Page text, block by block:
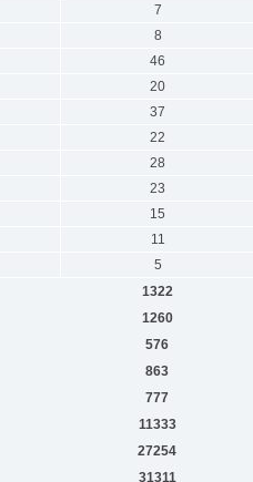
7
8
46
20
37
22
28
23
15
11
5
1322
1260
576
863
777
11333
27254
31311